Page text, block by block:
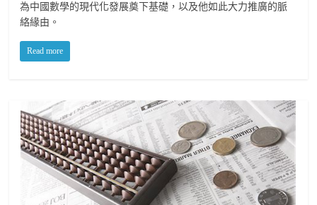
為中國數學的現代化發展奠下基礎，以及他如此大力推廣的脈
絡緣由。
Read more